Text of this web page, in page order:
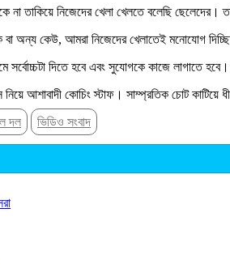
না তাকিয়ে নিজেদের খেলা খেলতে বলেছি
অন্য কেউ, আমরা নিজেদের খেলাতেই মনোযোগ
সর্বোচ্চটা দিতে হবে এবং সুযোগকে কাজে লাগাতে
আশাবাদী কোচিং স্টাফ। সাম্প্রতিক চোট কাটিয়ে
দল ভিডিও সংবাদ